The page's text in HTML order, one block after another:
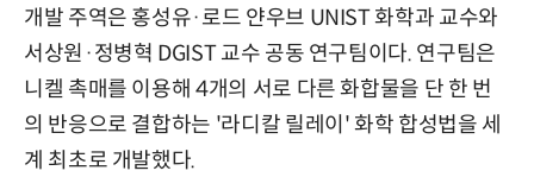
개발 주역은 홍성유·로드 얀우브 UNIST 화학과 교수와
서상원·정병혁 DGIST 교수 공동 연구팀이다. 연구팀은
니켈 촉매를 이용해 4개의 서로 다른 화합물을 단 한 번
의 반응으로 결합하는 '라디칼 릴레이' 화학 합성법을 세
계 최초로 개발했다.